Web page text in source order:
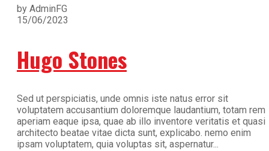
by AdminFG
15/06/2023
Hugo Stones
Sed ut perspiciatis, unde omnis iste natus error sit
voluptatem accusantium doloremque laudantium, totam rem
aperiam eaque ipsa, quae ab illo inventore veritatis et quasi
architecto beatae vitae dicta sunt, explicabo. nemo enim
ipsam voluptatem, quia voluptas sit, aspernatur...